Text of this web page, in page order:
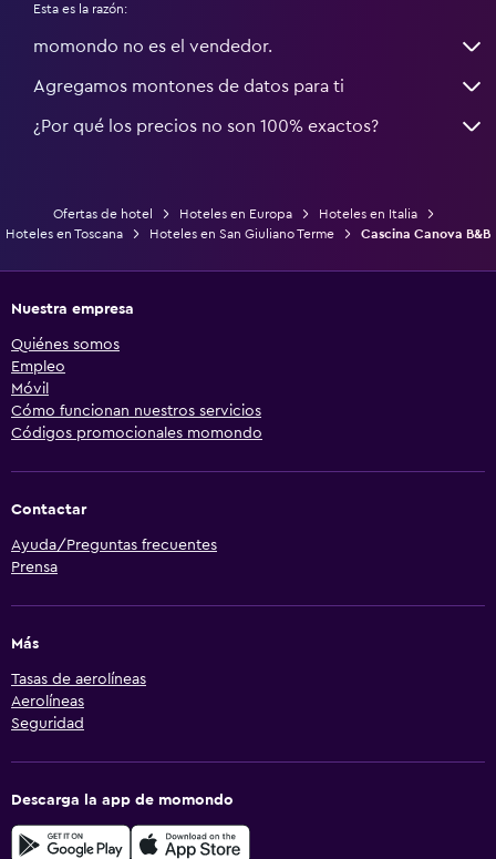
Esta es la razón:
momondo no es el vendedor.
Agregamos montones de datos para ti
¿Por qué los precios no son 100% exactos?
Ofertas de hotel Hoteles en Europa
Hoteles en Italia
Hoteles en Toscana
Hoteles en San Giuliano Terme Cascina Canova B&B
Nuestra empresa
Quiénes somos
Empleo
Móvil
Cómo funcionan nuestros servicios
Códigos promocionales momondo
Contactar
Ayuda/Preguntas frecuentes
Prensa
Más
Tasas de aerolíneas
Aerolíneas
Seguridad
Descarga la app de momondo